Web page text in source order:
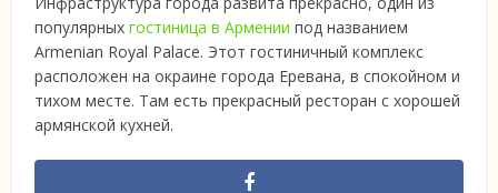
популярныхгостиница в Армении под названием
Armenian Royal Palace. Этот гостиничный комплекс
расположен на окраине города Еревана, в спокойном и
тихом месте. Там есть прекрасный ресторан с хорошей
армянской кухней.